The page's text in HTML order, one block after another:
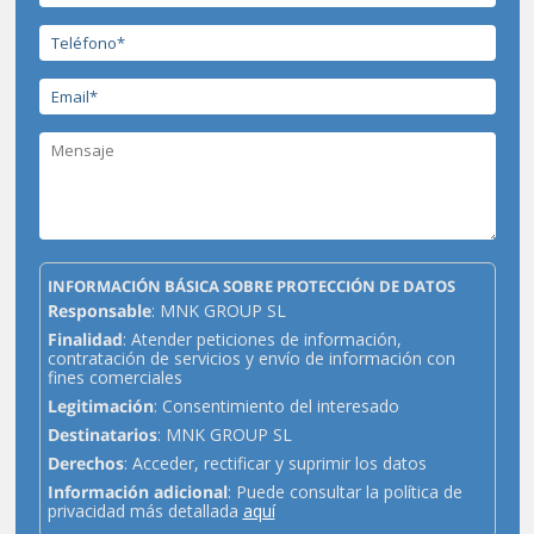
INFORMACIÓN BÁSICA SOBRE PROTECCIÓN DE DATOS
Responsable: MNK GROUP SL
Finalidad: Atender peticiones de información,
contratación de servicios y envío de información con
fines comerciales
Legitimación: Consentimiento del interesado
Destinatarios: MNK GROUP SL
Derechos: Acceder, rectificar y suprimir los datos
Información adicional: Puede consultar la política de
privacidad más detallada aquí